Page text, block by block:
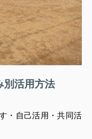
別活用方法
・自己活用・共同活